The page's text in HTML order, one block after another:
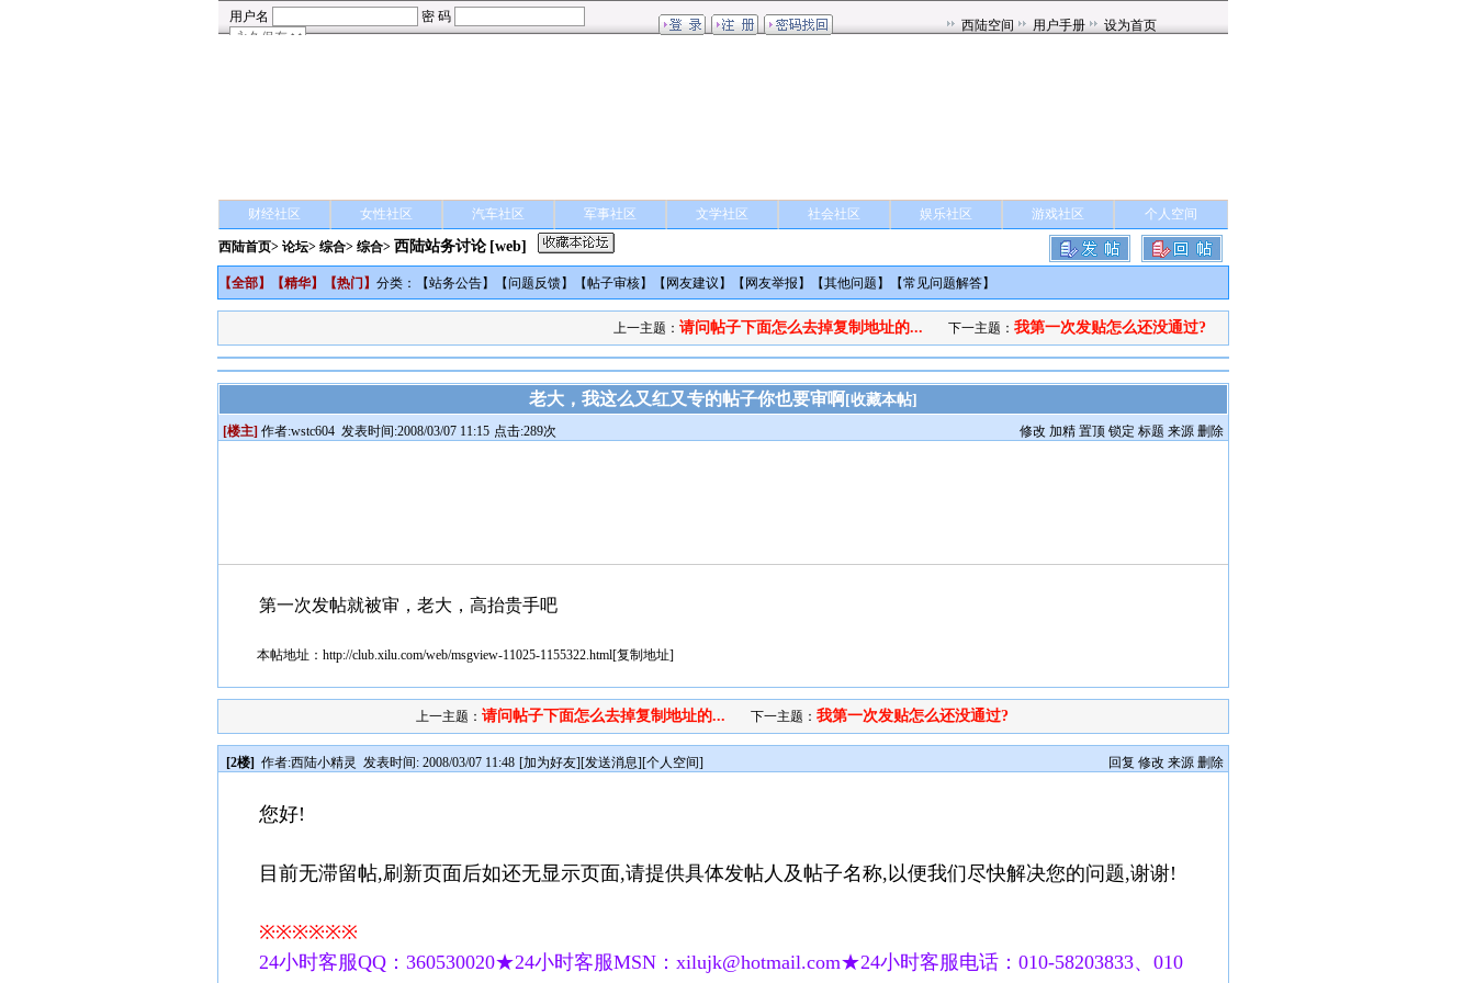
财经社区 女性社区 汽车社区 军事社区 文学社区 社会社区 娱乐社区 游戏社区 个人空间
西陆首页> 论坛> 综合> 综合> 西陆站务讨论 [web]
【全部】【精华】【热门 】 分类：【站务公告】【问题反馈】【帖子审核】【 网友建议 】【 网友举报 】【其他问题 】【常见问题解答】
上一主题： 请问帖子下面怎么去掉复制地址的... 下一主题： 我第一次发贴怎么还没通过?
老大，我这么又红又专的帖子你也要审啊[收藏本帖]
[楼主] 作者:wstc604 发表时间:2008/03/07 11:15 修改 加精 置顶 锁定 标题 来源 删除
点击:289次
第一次发帖就被审，老大，高抬贵手吧
本帖地址： http://club.xilu.com/web/msgview-11025-1155322.html[复制地址]
上一主题： 请问帖子下面怎么去掉复制地址的... 下一主题： 我第一次发贴怎么还没通过?
[2楼] 作者:西陆小精灵 发表时间: 2008/03/07 11:48 [加为好友][发送消息][个人空间] 回复 修改 来源 删除
您好!
目前无滞留帖,刷新页面后如还无显示页面,请提供具体发帖人及帖子名称,以便我们尽快解决您的问题,谢谢!
※※※※※※
24小时客服QQ：360530020★24小时客服MSN：xilujk@hotmail.com★24小时客服电话：010-58203833、010